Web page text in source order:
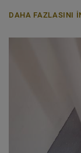
DAHA FAZLASINI